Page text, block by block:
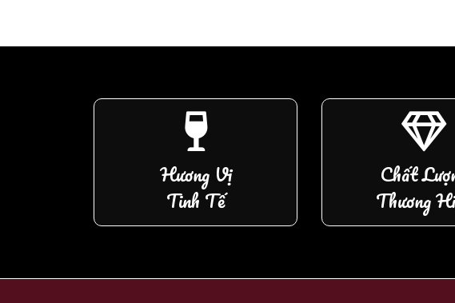
Hương Vị
Tinh Tế
Chất
Thương